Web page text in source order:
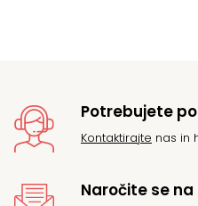
Potrebujete
Kontaktirajte nas in
Naročite se